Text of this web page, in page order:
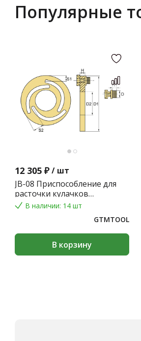
Популярные
12 305 ₽ / шт
JB-08 Приспособление для
расточки кулачков
токарного патрона
В наличии: 14 шт
GTMTOOL
В корзину